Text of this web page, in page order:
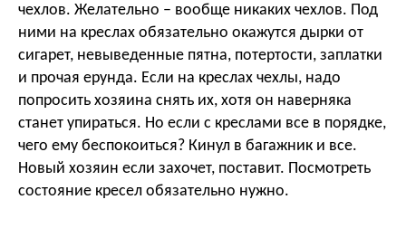
чехлов. Желательно – вообще никаких чехлов. Под
ними на креслах обязательно окажутся дырки от
сигарет, невыведенные пятна, потертости, заплатки
и прочая ерунда. Если на креслах чехлы, надо
попросить хозяина снять их, хотя он наверняка
станет упираться. Но если с креслами все в порядке,
чего ему беспокоиться? Кинул в багажник и все.
Новый хозяин если захочет, поставит. Посмотреть
состояние кресел обязательно нужно.